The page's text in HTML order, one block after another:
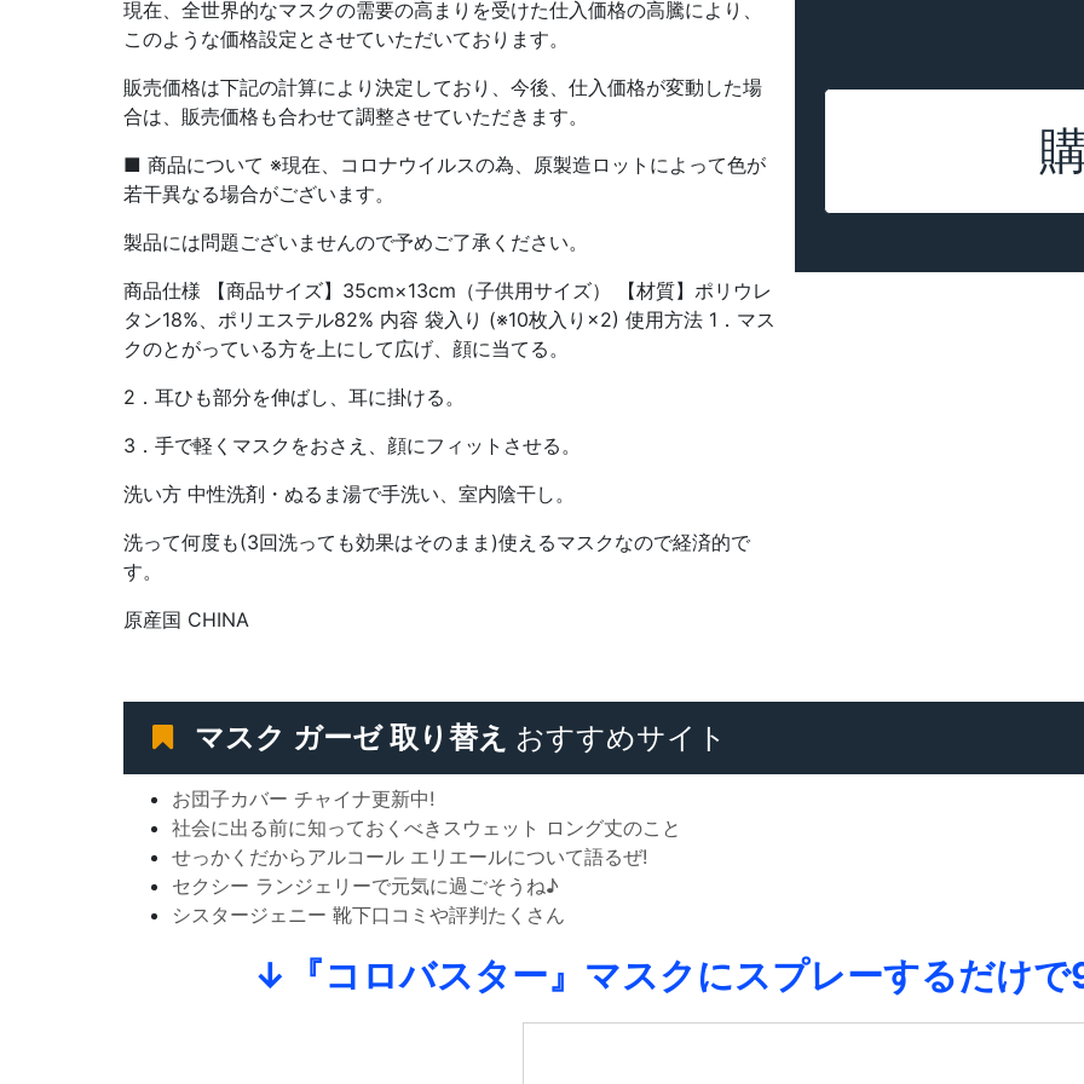
現在、全世界的なマスクの需要の高まりを受けた仕入価格の高騰により、
このような価格設定とさせていただいております。
販売価格は下記の計算により決定しており、今後、仕入価格が変動した場
合は、販売価格も合わせて調整させていただきます。
■ 商品について ※現在、コロナウイルスの為、原製造ロットによって色が
若干異なる場合がございます。
製品には問題ございませんので予めご了承ください。
商品仕様 【商品サイズ】35cm×13cm（子供用サイズ） 【材質】ポリウレ
タン18%、ポリエステル82% 内容 袋入り (※10枚入り×2) 使用方法 1．マス
クのとがっている方を上にして広げ、顔に当てる。
2．耳ひも部分を伸ばし、耳に掛ける。
3．手で軽くマスクをおさえ、顔にフィットさせる。
洗い方 中性洗剤・ぬるま湯で手洗い、室内陰干し。
洗って何度も(3回洗っても効果はそのまま)使えるマスクなので経済的で
す。
原産国 CHINA
マスク ガーゼ 取り替え おすすめサイト
お団子カバー チャイナ更新中!
社会に出る前に知っておくべきスウェット ロング丈のこと
せっかくだからアルコール エリエールについて語るぜ!
セクシー ランジェリーで元気に過ごそうね♪
シスタージェニー 靴下口コミや評判たくさん
↓『コロバスター』マスクにスプレーするだけ